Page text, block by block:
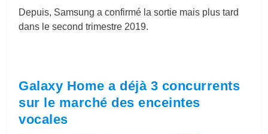
Depuis, Samsung a confirmé la sortie mais plus tard
dans le second trimestre 2019.
Galaxy Home a déjà 3 concurrents
sur le marché des enceintes
vocales